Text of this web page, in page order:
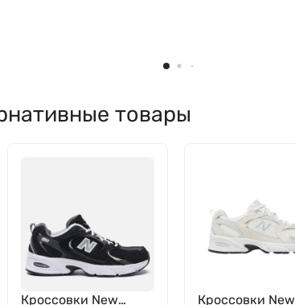
товары
Кроссовки New
Кроссовки New